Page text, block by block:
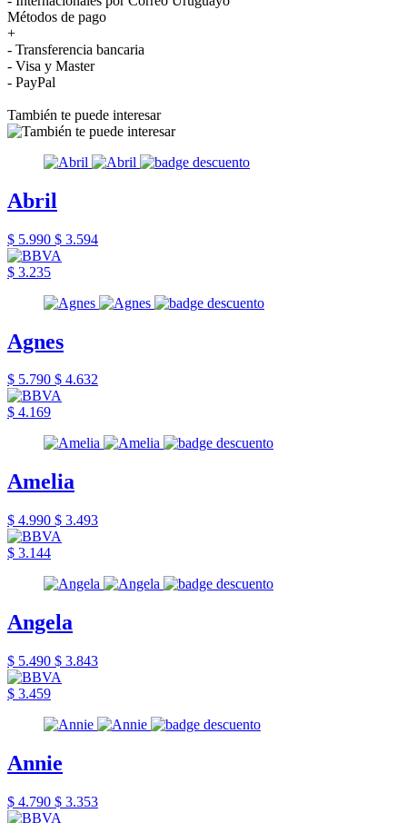
Métodos de pago
+
- Transferencia bancaria
- Visa y Master
- PayPal
También te puede interesar
Abril
$ 5.990 $ 3.594
$ 3.235
Agnes
$ 5.790 $ 4.632
$ 4.169
Amelia
$ 4.990 $ 3.493
$ 3.144
Angela
$ 5.490 $ 3.843
$ 3.459
Annie
$ 4.790 $ 3.353